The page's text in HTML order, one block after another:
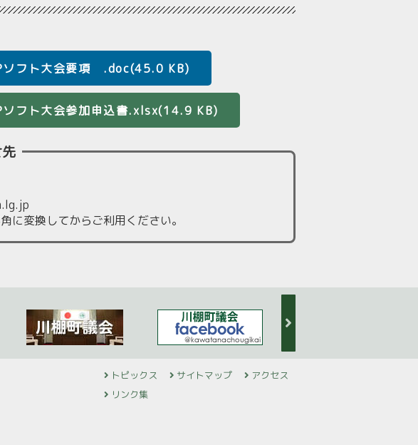
ソフト大会要項 .doc(45.0 KB)
ソフト大会参加申込書.xlsx(14.9 KB)
変換してからご利用ください。
トピックス サイトマップ
アクセス
リンク集